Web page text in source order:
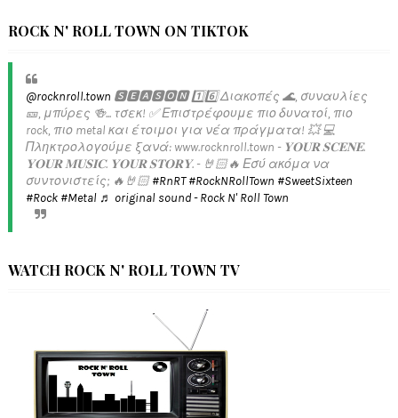
ROCK N' ROLL TOWN ON TIKTOK
@rocknroll.town 🆂🅴🅰🆂🅾🅽 1️⃣6️⃣ Διακοπές 🌊, συναυλίες
🎫, μπύρες 🍻... τσεκ! ✅️ Επιστρέφουμε πιο δυνατοί, πιο
rock, πιο metal και έτοιμοι για νέα πράγματα! 💥 💻
Πληκτρολογούμε ξανά: www.rocknroll.town - 𝐘𝐎𝐔𝐑 𝐒𝐂𝐄𝐍𝐄.
𝐘𝐎𝐔𝐑 𝐌𝐔𝐒𝐈𝐂. 𝐘𝐎𝐔𝐑 𝐒𝐓𝐎𝐑𝐘. - 🤘🏻🔥 Εσύ ακόμα να
συντονιστείς; 🔥🤘🏻#RnRT #RockNRollTown #SweetSixteen
#Rock #Metal ♬ original sound - Rock N' Roll Town
WATCH ROCK N' ROLL TOWN TV